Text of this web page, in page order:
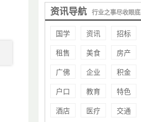
资讯导航 行业之事尽收眼底
国学 资讯 招标
租售 美食 房产
广佛 企业 积金
户口 教育 特色
酒店 医疗 交通